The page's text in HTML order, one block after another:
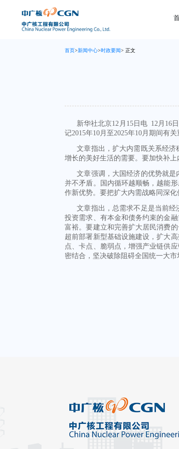
首页>新闻中心>时政要闻> 正文
新华社北京12月15日电 12月16
记2015年10月至2025年10月期间有关
文章指出，扩大内需既关系经
增长的美好生活的需要。要加快补
文章强调，大国经济的优势就
并不矛盾。国内循环越顺畅，越能
作新优势。要把扩大内需战略同深
文章指出，总需求不足是当前
投资需求、有本金和债务约束的金
富裕。要建立和完善扩大居民消费
超前部署新型基础设施建设，扩大
点、卡点、脆弱点，增强产业链供
密结合，坚决破除阻碍全国统一大市